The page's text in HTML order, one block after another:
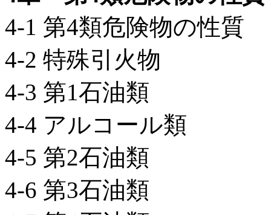
4-1 第4類危険物の性質
4-2 特殊引火物
4-3 第1石油類
4-4 アルコール類
4-5 第2石油類
4-6 第3石油類